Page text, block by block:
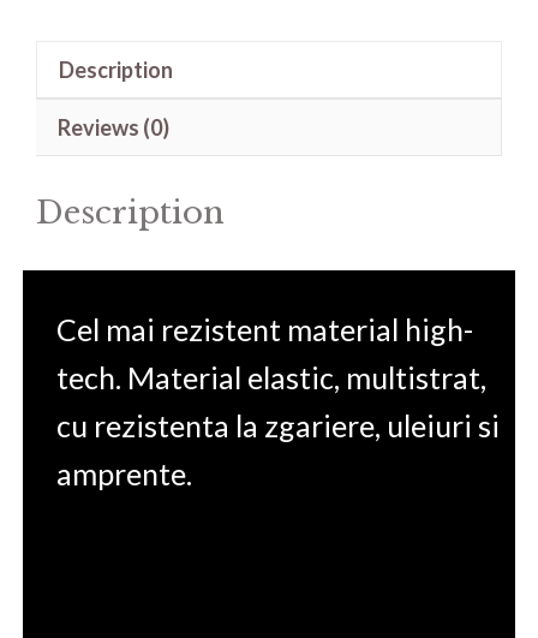
quantity
Description
Reviews (0)
Description
Cel mai rezistent material high-
tech. Material elastic, multistrat,
cu rezistenta la zgariere, uleiuri si
amprente.